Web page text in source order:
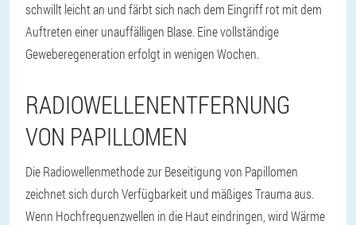
schwillt leicht an und färbt sich nach dem Eingriff rot mit dem
Auftreten einer unauffälligen Blase. Eine vollständige
Geweberegeneration erfolgt in wenigen Wochen.
RADIOWELLENENTFERNUNG
VON PAPILLOMEN
Die Radiowellenmethode zur Beseitigung von Papillomen
zeichnet sich durch Verfügbarkeit und mäßiges Trauma aus.
Wenn Hochfrequenzwellen in die Haut eindringen, wird Wärme